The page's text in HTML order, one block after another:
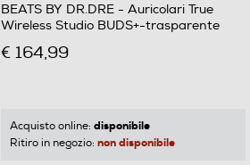
BEATS BY DR.DRE - Auricolari True
Wireless Studio BUDS+-trasparente
€ 164,99
Acquisto online: disponibile
Ritiro in negozio: non disponibile